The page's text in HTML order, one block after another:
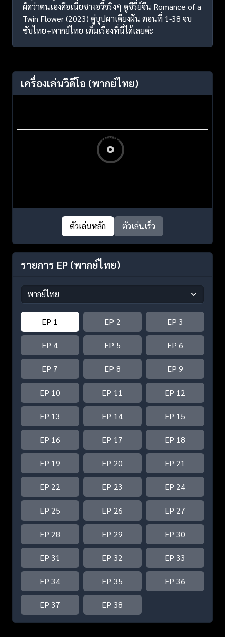
ผิดว่าตนเองคือเนี่ยซางอวี๋จริงๆ ดูซีรี่ย์จีน Romance of a
Twin Flower (2023) คู่บุปผาเคียงฝัน ตอนที่ 1-38 จบ
ซับไทย+พากย์ไทย เต็มเรื่องที่นี่ได้เลยค่ะ
เครื่องเล่นวิดีโอ (พากย์ไทย)
ตัวเล่นหลัก ตัวเล่นเร็ว
รายการ EP (พากย์ไทย)
EP 1 EP 2 EP 3
EP 4 EP 5 EP 6
EP 7 EP 8 EP 9
EP 10 EP 11 EP 12
EP 13 EP 14 EP 15
EP 16 EP 17 EP 18
EP 19 EP 20 EP 21
EP 22 EP 23 EP 24
EP 25 EP 26 EP 27
EP 28 EP 29 EP 30
EP 31 EP 32 EP 33
EP 34 EP 35 EP 36
EP 37 EP 38